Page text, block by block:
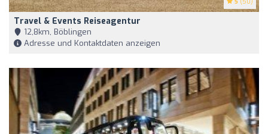
Travel & Events Reiseagentur
12,8km, Böblingen
Adresse und Kontaktdaten anzeigen